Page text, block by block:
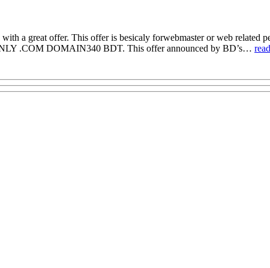
a great offer. This offer is besicaly forwebmaster or web related
.COM DOMAIN340 BDT. This offer announced by BD’s…